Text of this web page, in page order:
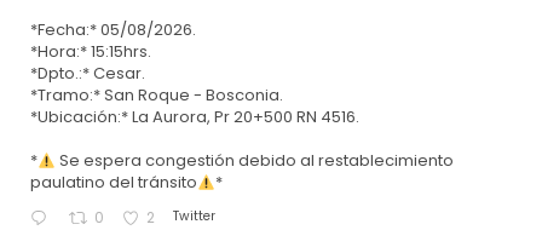
*Fecha:* 05/08/2026.
*Hora:* 15:15hrs.
*Dpto.:* Cesar.
*Tramo:* San Roque - Bosconia.
*Ubicación:* La Aurora, Pr 20+500 RN 4516.
*
Se espera congestión debido al restablecimiento
paulatino del tránsito
*
0 2 Twitter